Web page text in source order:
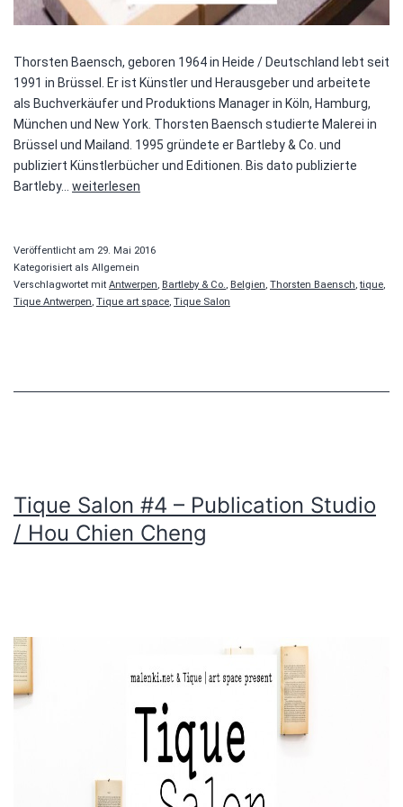
Thorsten Baensch, geboren 1964 in Heide / Deutschland lebt seit
1991 in Brüssel. Er ist Künstler und Herausgeber und arbeitete
als Buchverkäufer und Produktions Manager in Köln, Hamburg,
München und New York. Thorsten Baensch studierte Malerei in
Brüssel und Mailand. 1995 gründete er Bartleby & Co. und
publiziert Künstlerbücher und Editionen. Bis dato publizierte
Bartleby… Tique
–
Bartleby
&
Co.
weiterlesen
Veröffentlicht am 29. Mai 2016
Kategorisiert als Allgemein
Verschlagwortet mit Antwerpen, Bartleby & Co., Belgien, Thorsten Baensch,tique,
Tique Antwerpen, Tique art space, Tique Salon
Tique Salon #4 – Publication Studio
/ Hou Chien Cheng